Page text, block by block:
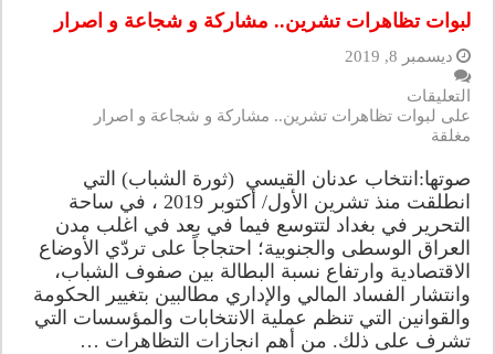
لبوات تظاهرات تشرين.. مشاركة و شجاعة و اصرار
ديسمبر 8, 2019
التعليقات
على لبوات تظاهرات تشرين.. مشاركة و شجاعة و اصرار
مغلقة
صوتها:انتخاب عدنان القيسي (ثورة الشباب) التي
انطلقت منذ تشرين الأول/ أكتوبر 2019 ، في ساحة
التحرير في بغداد لتتوسع فيما في بعد في اغلب مدن
العراق الوسطى والجنوبية؛ احتجاجاً على تردّي الأوضاع
الاقتصادية وارتفاع نسبة البطالة بين صفوف الشباب،
وانتشار الفساد المالي والإداري مطالبين بتغيير الحكومة
والقوانين التي تنظم عملية الانتخابات والمؤسسات التي
تشرف على ذلك. من أهم انجازات التظاهرات …